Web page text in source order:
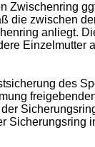
Zwischenring
die zwischen
anliegt.
Einzelmutter
des